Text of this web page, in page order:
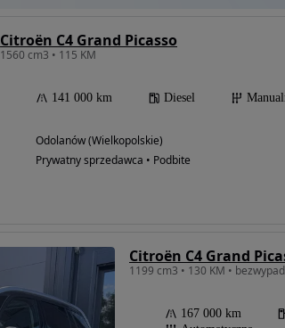
Citroën C4 Grand Picasso
1560 cm3 • 115 KM
141 000 km Diesel
Odolanów (Wielkopolskie)
Prywatny sprzedawca • Podbite
167 000 km